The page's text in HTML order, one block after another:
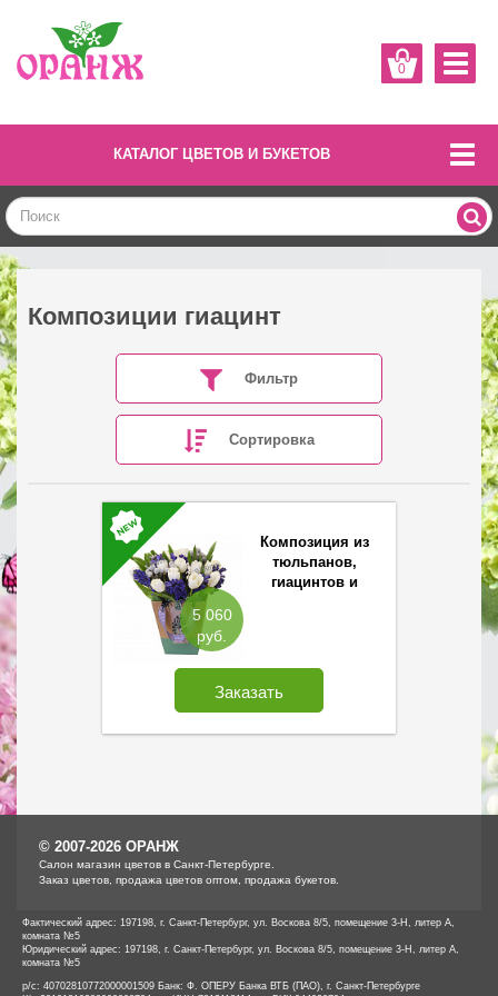
0
КАТАЛОГ ЦВЕТОВ И БУКЕТОВ
Композиции гиацинт
Фильтр
Сортировка
5 060
руб.
Композиция из
тюльпанов,
гиацинтов и
Заказать
© 2007-2026 ОРАНЖ
Cалон магазин цветов в Санкт-Петербурге.
Заказ цветов, продажа цветов оптом, продажа букетов.
Фактический адрес: 197198, г. Санкт-Петербург, ул. Воскова 8/5, помещение 3-Н, литер А,
комната №5
Юридический адрес: 197198, г. Санкт-Петербург, ул. Воскова 8/5, помещение 3-Н, литер А,
комната №5
р/с: 40702810772000001509 Банк: Ф. ОПЕРУ Банка ВТБ (ПАО), г. Санкт-Петербурге